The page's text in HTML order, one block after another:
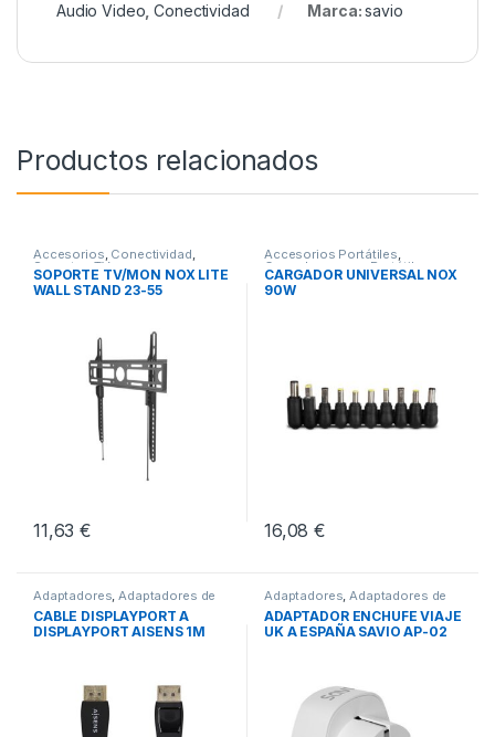
Audio Video ,Conectividad Marca:savio
Productos relacionados
Accesorios, Conectividad,
Soportes TV
SOPORTE TV/MON NOX LITE
WALL STAND 23-55
11,63€
Accesorios Portátiles,
Cargadores para Portátiles,
Conectividad
CARGADOR UNIVERSAL NOX
90W
16,08€
Adaptadores,Adaptadores de
Video ,Conectividad
CABLE DISPLAYPORT A
DISPLAYPORT AISENS 1M
Adaptadores,Adaptadores de
Corriente, Conectividad
ADAPTADOR ENCHUFE VIAJE
UK A ESPAÑA SAVIO AP-02